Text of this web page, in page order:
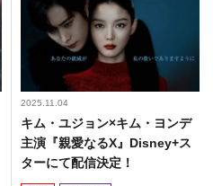
2025.11.04
キム・ユジョン×キム・ヨンデ
主演『親愛なるX』Disney+ス
ターにて配信決定！